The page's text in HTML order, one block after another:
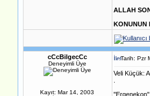
ALLAH
KONUNUN
cCcBilgecCc
Deneyimli Üye
Kayıt: Mar 14, 2003
Tarih: Pzr
Veli Küçük: